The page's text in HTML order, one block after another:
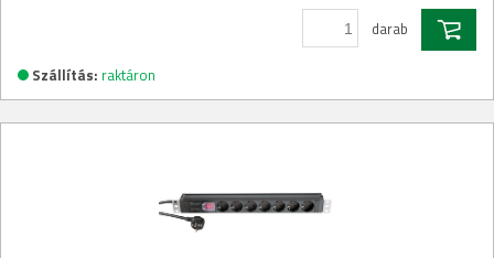
darab
Szállítás: raktáron